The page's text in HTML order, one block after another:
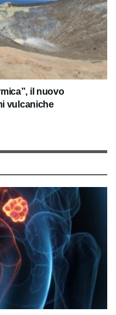
il nuovo
vulcaniche